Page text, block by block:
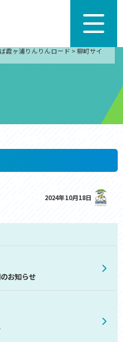
霞ヶ浦りんりんロード > 柳町サイ
2024年10月18日
お知らせ